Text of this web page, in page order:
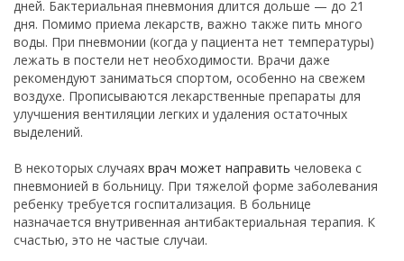
дней. Бактериальная пневмония длится дольше — до 21
дня. Помимо приема лекарств, важно также пить много
воды. При пневмонии (когда у пациента нет температуры)
лежать в постели нет необходимости. Врачи даже
рекомендуют заниматься спортом, особенно на свежем
воздухе. Прописываются лекарственные препараты для
улучшения вентиляции легких и удаления остаточных
выделений.
В некоторых случаях врач может направить человека с
пневмонией в больницу. При тяжелой форме заболевания
ребенку требуется госпитализация. В больнице
назначается внутривенная антибактериальная терапия. К
счастью, это не частые случаи.